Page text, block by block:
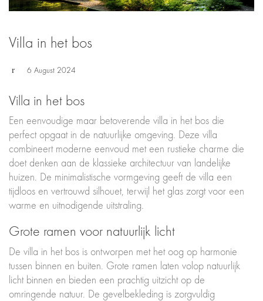
Villa in het bos
6 August 2024
Villa in het bos
Een eenvoudige maar betoverende villa in het bos die
perfect opgaat in de natuurlijke omgeving. Deze villa
combineert moderne eenvoud met een rustieke charme die
doet denken aan de klassieke architectuur van landelijke
huizen. De minimalistische vormgeving geeft de villa een
tijdloos en vertrouwd silhouet, terwijl het glas zorgt voor een
warme en uitnodigende uitstraling.
Grote ramen voor natuurlijk licht
De villa in het bos is ontworpen met het oog op harmonie
tussen binnen en buiten. Grote ramen laten volop natuurlijk
licht binnen en bieden een prachtig uitzicht op de
omringende natuur. De gevelbekleding is zorgvuldig